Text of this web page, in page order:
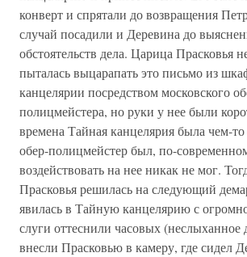
конверт и спрятали до возвращения
случай посадили и Деревина до
обстоятельств дела. Царица Прасковья
пыталась выцарапать это письмо из
канцелярии посредством московского
полицмейстера, но руки у нее были
времена Тайная канцелярия была чем-
обер-полицмейстер был, по-
воздействовать на нее никак не мог.
Прасковья решилась на следующий
явилась в Тайную канцелярию с
слуги оттеснили часовых (неслыханное
внесли Прасковью в камеру, где сидел